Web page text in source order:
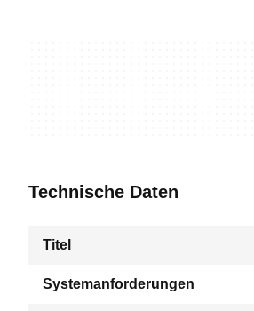
Technische Daten
Titel
Systemanforderungen